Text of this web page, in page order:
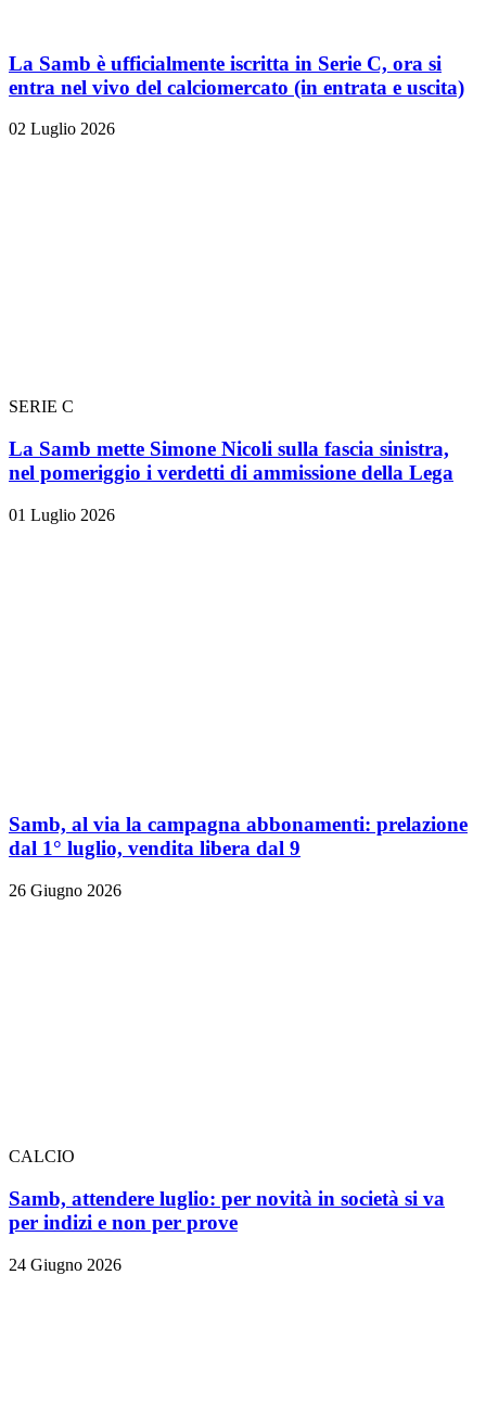
La Samb è ufficialmente iscritta in Serie C, ora si
entra nel vivo del calciomercato (in entrata e uscita)
02 Luglio 2026
SERIE C
La Samb mette Simone Nicoli sulla fascia sinistra,
nel pomeriggio i verdetti di ammissione della Lega
01 Luglio 2026
Samb, al via la campagna abbonamenti: prelazione
dal 1° luglio, vendita libera dal 9
26 Giugno 2026
CALCIO
Samb, attendere luglio: per novità in società si va
per indizi e non per prove
24 Giugno 2026